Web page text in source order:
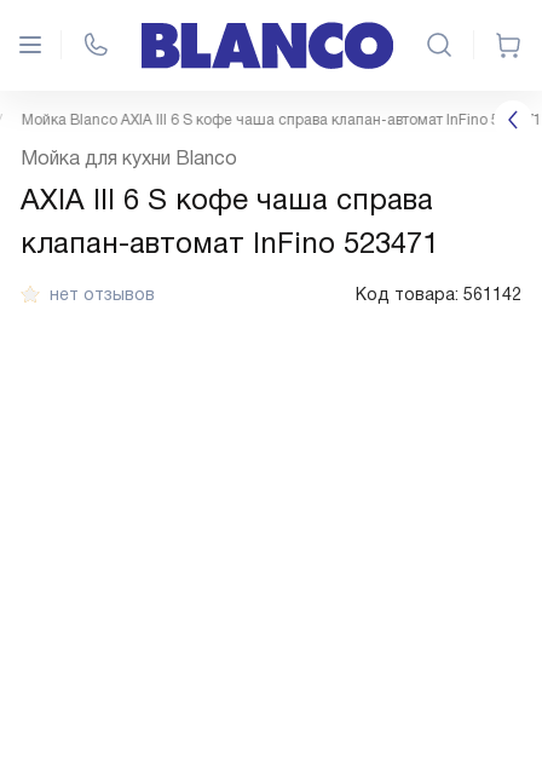
Мойка Blanco AXIA III 6 S кофе чаша справа клапан-автомат InFino 523471
нет отзывов Код товара: 561142
Мойка для кухни Blanco
AXIA III 6 S кофе чаша справа
клапан-автомат InFino 523471